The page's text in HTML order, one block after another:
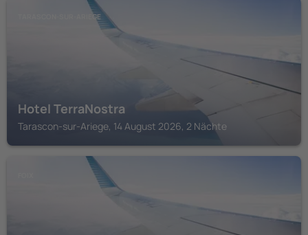
TARASCON-SUR-ARIEGE
Hotel TerraNostra
Tarascon-sur-Ariege, 14 August 2026, 2 Nächte